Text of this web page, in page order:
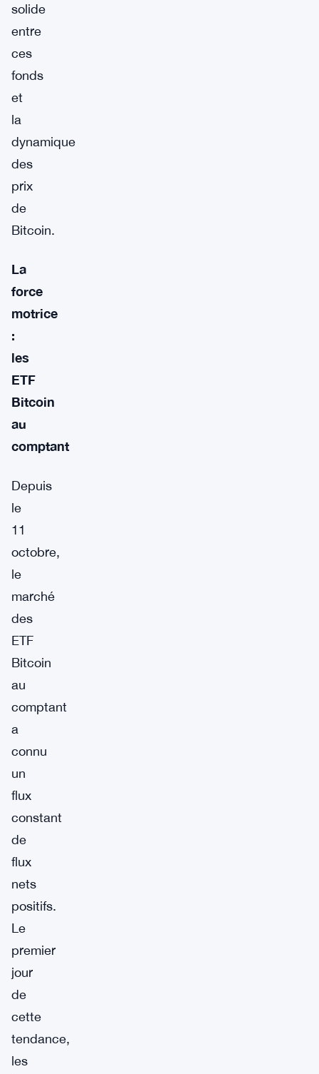
solide
entre
ces
fonds
et
la
dynamique
des
prix
de
Bitcoin.
La
force
motrice
:
les
ETF
Bitcoin
au
comptant
Depuis
le
11
octobre,
le
marché
des
ETF
Bitcoin
au
comptant
a
connu
un
flux
constant
de
flux
nets
positifs.
Le
premier
jour
de
cette
tendance,
les